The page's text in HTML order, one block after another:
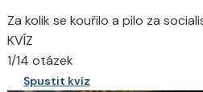
Za kolik se kouřilo a pilo za
KVÍZ
1/14 otázek
Spustit kvíz